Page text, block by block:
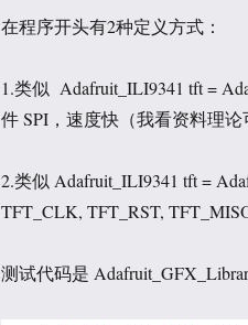
在程序开头有2种定义方式：
1.类似 Adafruit_ILI9341 tft =
件 SPI，速度快（我看资料理论
2.类似 Adafruit_ILI9341 tft =
TFT_CLK, TFT_RST,
测试代码是